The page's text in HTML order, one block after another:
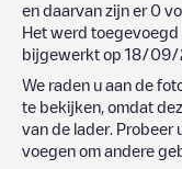
en daarvan zijn er 0
Het werd toegevoegd
bijgewerkt op 18/09/
We raden u aan de
te bekijken, omdat
van de lader. Probeer
voegen om andere